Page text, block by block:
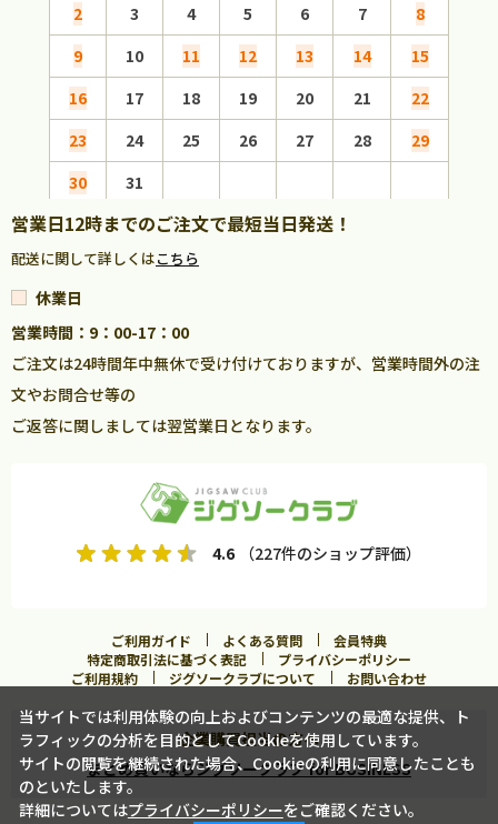
2
3 4 5 6 7
8
9
10 11 12 13 14
15
16
17 18 19 20 21
22
23
24 25 26 27 28
29
30
31
営業日12時までのご注文で最短当日発送！
配送に関して詳しくはこちら
休業日
営業時間：9：00-17：00
ご注文は24時間年中無休で受け付けておりますが、営業時間外の注
文やお問合せ等の
ご返答に関しましては翌営業日となります。
4.6 （227件のショップ評価）
ご利用ガイド よくある質問
会員特典
特定商取引法に基づく表記
プライバシーポリシー
ご利用規約
ジグソークラブについて お問い合わせ
企業購買担当の方へ
まとめ買いならジグソークラブ for BUSINESS
当サイトでは利用体験の向上およびコンテンツの最適な提供、ト
ラフィックの分析を目的としてCookieを使用しています。
サイトの閲覧を継続された場合、Cookieの利用に同意したことも
のといたします。
詳細についてはプライバシーポリシーをご確認ください。